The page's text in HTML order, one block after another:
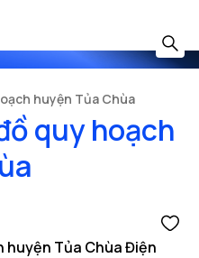
huyện Tủa Chùa
quy hoạch
huyện Tủa Chùa Điện